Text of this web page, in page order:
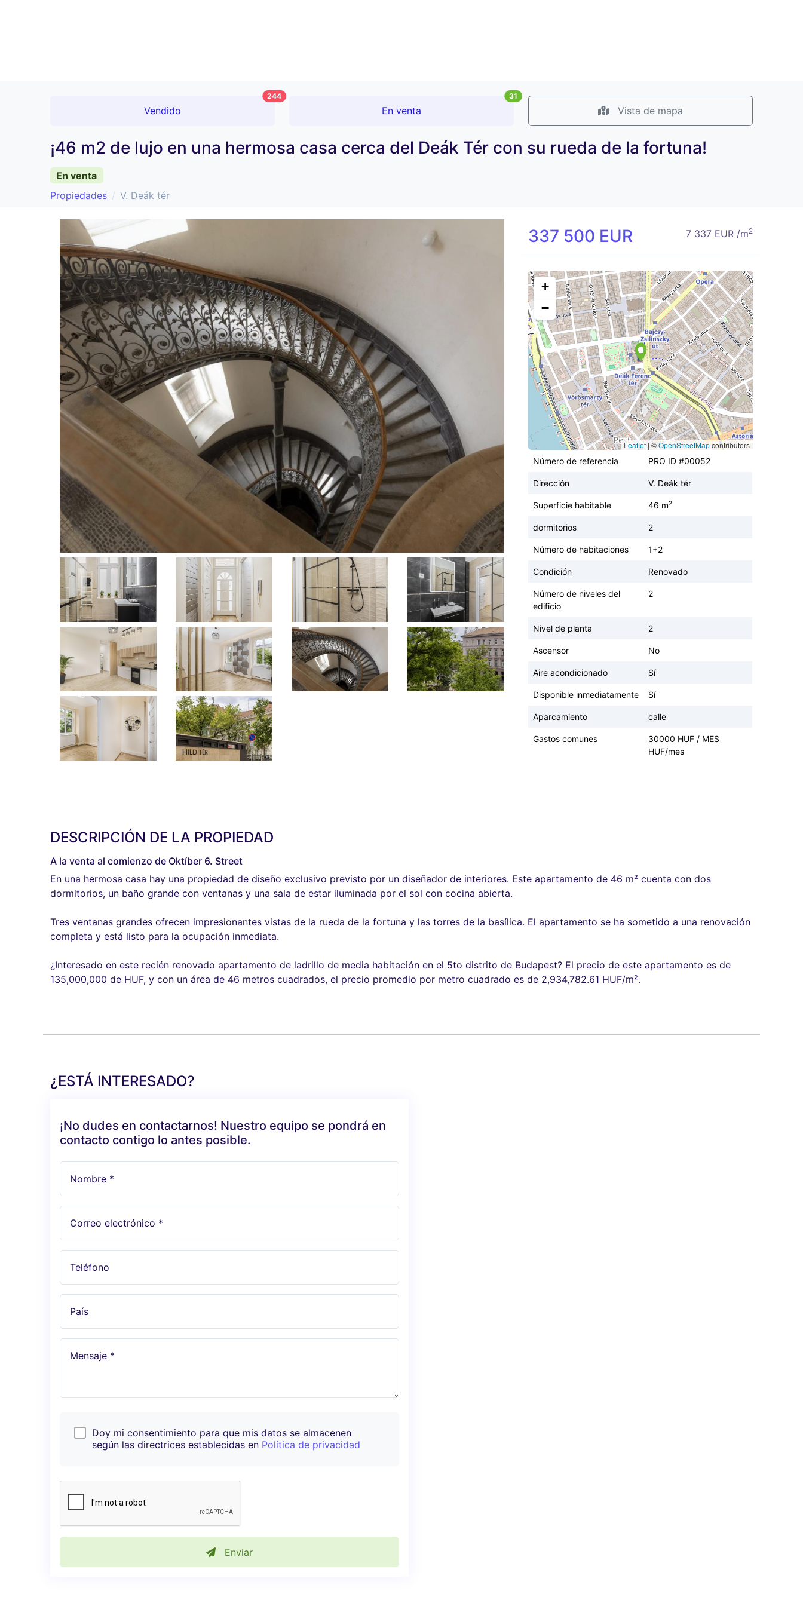
Vendido
244
En venta
31
Vista de mapa
¡46 m2 de lujo en una hermosa casa cerca del Deák Tér con su rueda de la fortuna!
En venta
Propiedades
V. Deák tér
337 500 EUR 7 337 EUR /m2
+
−
Leaflet | ©OpenStreetMapcontributors
Número de referencia
PRO ID #00052
Dirección V. Deák tér
Superficie habitable 46 m2
dormitorios 2
Número de habitaciones 1+2
Condición Renovado
Número de niveles del
edificio
2
Nivel de planta 2
Ascensor No
Aire acondicionado Sí
Disponible inmediatamente Sí
Aparcamiento calle
Gastos comunes
30000 HUF / MES
HUF/mes
DESCRIPCIÓN DE LA PROPIEDAD
A la venta al comienzo de Oktíber 6. Street
En una hermosa casa hay una propiedad de diseño exclusivo previsto por un diseñador de interiores. Este apartamento de 46 m² cuenta con dos
dormitorios, un baño grande con ventanas y una sala de estar iluminada por el sol con cocina abierta.
Tres ventanas grandes ofrecen impresionantes vistas de la rueda de la fortuna y las torres de la basílica. El apartamento se ha sometido a una renovación
completa y está listo para la ocupación inmediata.
¿Interesado en este recién renovado apartamento de ladrillo de media habitación en el 5to distrito de Budapest? El precio de este apartamento es de
135,000,000 de HUF, y con un área de 46 metros cuadrados, el precio promedio por metro cuadrado es de 2,934,782.61 HUF/m².
¿ESTÁ INTERESADO?
¡No dudes en contactarnos! Nuestro equipo se pondrá en
contacto contigo lo antes posible.
Nombre *
Correo electrónico *
Teléfono
País
Mensaje *
Doy mi consentimiento para que mis datos se almacenen
según las directrices establecidas en Política de privacidad
Enviar